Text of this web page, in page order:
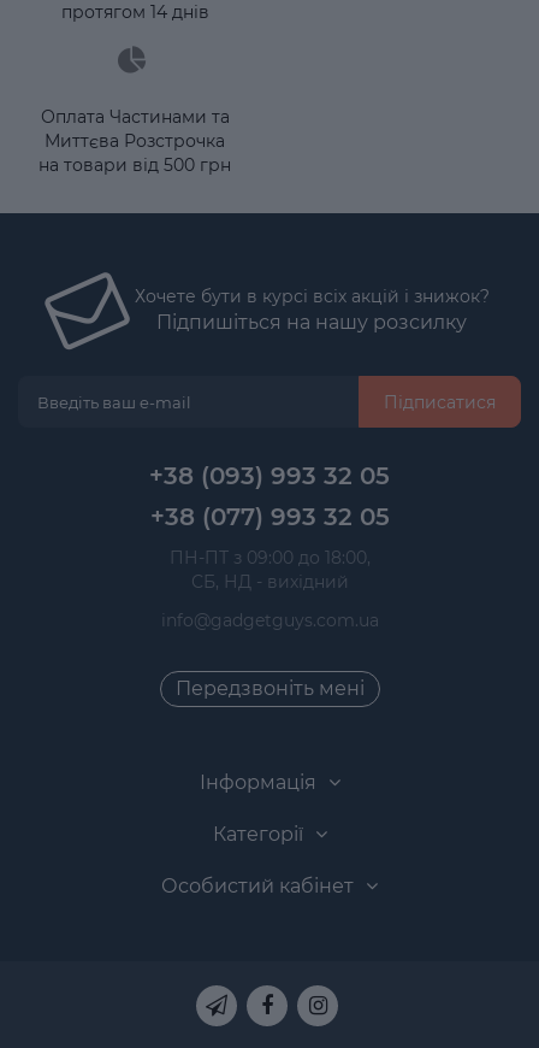
протягом 14 днів
Оплата Частинами та
Миттєва Розстрочка
на товари від 500 грн
Хочете бути в курсі всіх акцій і знижок?
Підпишіться на нашу розсилку
Підписатися
+38 (093) 993 32 05
+38 (077) 993 32 05
ПН-ПТ з 09:00 до 18:00,
СБ, НД - вихідний
info@gadgetguys.com.ua
Передзвоніть мені
Інформація
Категорії
Особистий кабінет